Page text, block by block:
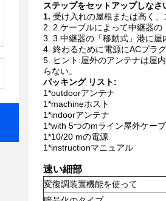
ステップをセットアップしなさ
1. 受け入れの屋根または高く
2. 2.ケーブルによって中継器の
3. 3.中継器の「移動式」港に屋
4. 終わるために電源にACプラ
5. ヒント:屋外のアンテナは屋
らない。
パッキング リスト:
1*outdoorアンテナ
1*machineホスト
1*indoorアンテナ
1*with 5つのmライン屋外ケー
1*10/20 mの電源
1*instructionマニュアル
速い細部
変復調装置機能を使って